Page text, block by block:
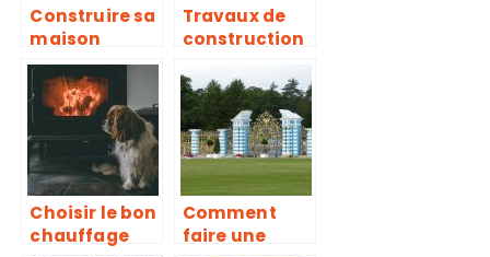
Construire sa
maison
Travaux de
construction
rénovation, à
quelle
période se
lancer?
Choisir le bon
chauffage
Comment
faire une